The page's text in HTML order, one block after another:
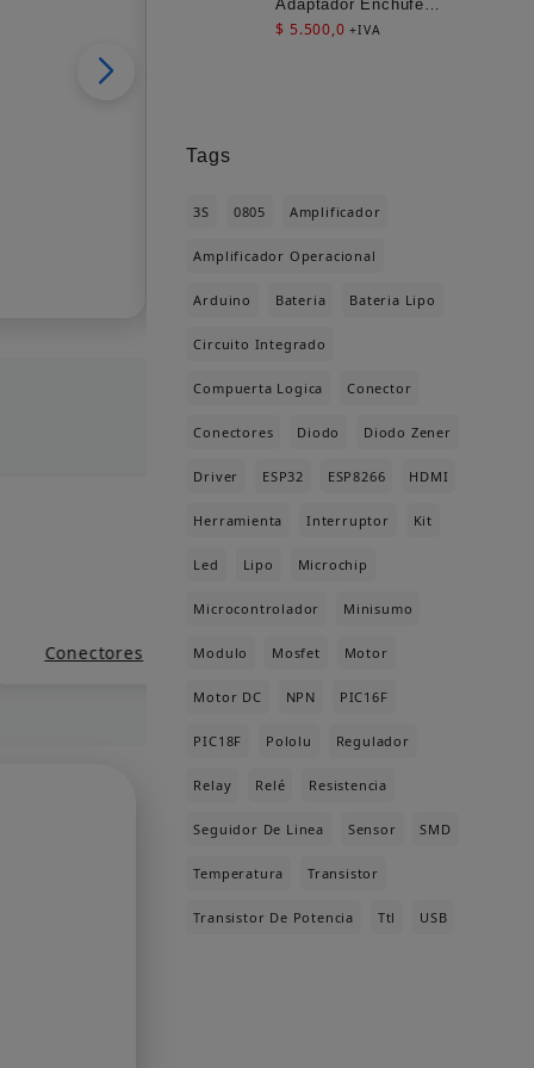
Conectores Cuchillas
Adaptador Enchufe
Americano Compacto
$ 5.500,0 +IVA
Tags
3S 0805 Amplificador
Amplificador Operacional
Arduino Bateria Bateria Lipo
Circuito Integrado
Compuerta Logica Conector
Conectores Diodo Diodo Zener
Driver ESP32 ESP8266 HDMI
Herramienta Interruptor Kit
Led Lipo Microchip
Microcontrolador Minisumo
Modulo Mosfet Motor
Motor DC NPN PIC16F
PIC18F Pololu Regulador
Relay Relé Resistencia
Seguidor De Linea Sensor SMD
Temperatura Transistor
Transistor De Potencia Ttl USB